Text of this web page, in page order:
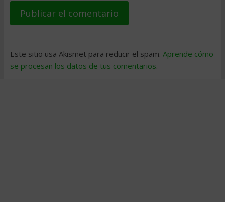
Este sitio usa Akismet para reducir el spam. Aprende cómo
se procesan los datos de tus comentarios.